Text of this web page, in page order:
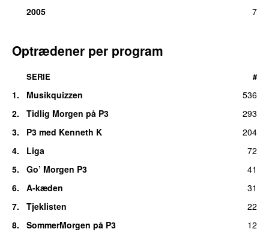
2005
7
Optrædener per program
SERIE #
1. Musikquizzen
536
2.
Tidlig Morgen på P3
293
3.
P3 med Kenneth K
204
4.
Liga
72
5.
Go’ Morgen P3
41
6.
A-kæden
31
7.
Tjeklisten
22
8.
SommerMorgen på P3
12